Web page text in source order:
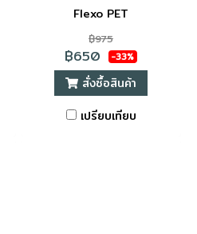
Flexo PET
฿975
฿650 -33%
สั่งซื้อสินค้า
เปรียบเทียบ